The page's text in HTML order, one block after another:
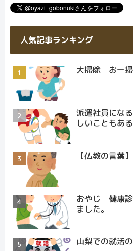
人気記事ランキング
大掃除 おー
派遣社員にな
しいこともあ
【仏教の言葉
おやじ 健康診
ました。
山梨での就活